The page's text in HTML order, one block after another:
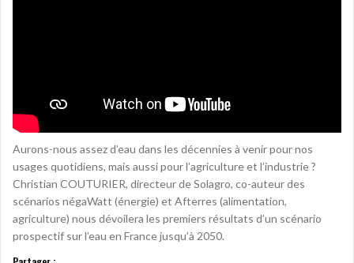
Aurons-nous assez d’eau dans les décennies à venir pour nos
usages quotidiens, mais aussi pour l’agriculture et l’industrie ?
Christian COUTURIER, directeur de Solagro, co-auteur des
scénarios négaWatt (énergie) et Afterres (alimentation,
agriculture) nous dévoilera les premiers résultats d’un scénario
prospectif sur l’eau en France jusqu’à 2050.